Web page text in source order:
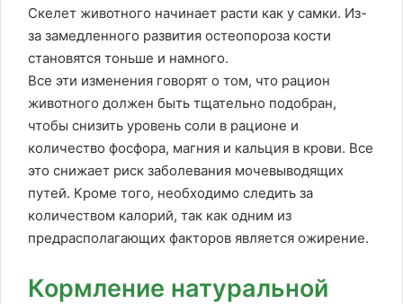
Скелет животного начинает расти как у самки. Из-
за замедленного развития остеопороза кости
становятся тоньше и намного.
Все эти изменения говорят о том, что рацион
животного должен быть тщательно подобран,
чтобы снизить уровень соли в рационе и
количество фосфора, магния и кальция в крови. Все
это снижает риск заболевания мочевыводящих
путей. Кроме того, необходимо следить за
количеством калорий, так как одним из
предрасполагающих факторов является ожирение.
Кормление натуральной